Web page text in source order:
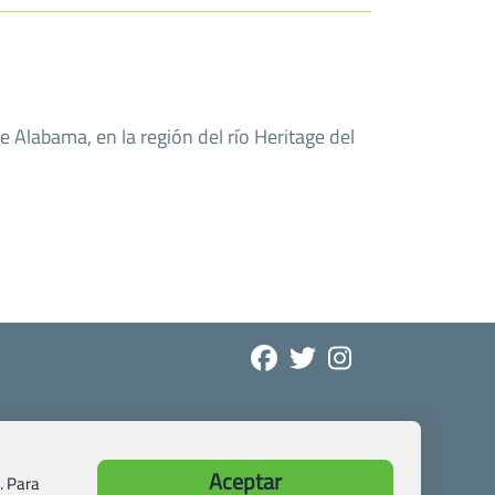
Alabama, en la región del río Heritage del
Para
Aceptar